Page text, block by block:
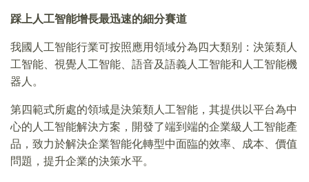
踩上人工智能增長最迅速的細分賽道
我國人工智能行業可按照應用領域分為四大類别：決策類人
工智能、視覺人工智能、語音及語義人工智能和人工智能機
器人。
第四範式所處的領域是決策類人工智能，其提供以平台為中
心的人工智能解決方案，開發了端到端的企業級人工智能產
品，致力於解決企業智能化轉型中面臨的效率、成本、價值
問題，提升企業的決策水平。